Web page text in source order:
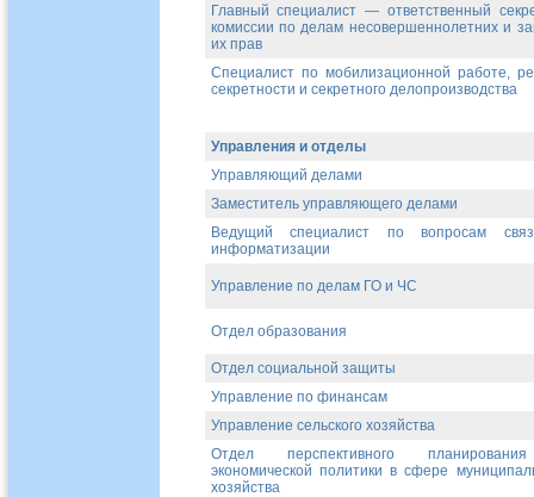
Главный специалист — ответственный
комиссии по делам несовершеннолетних и
их прав
Специалист по мобилизационной работе,
секретности и секретного делопроизводства
Управления и отделы
Управляющий делами
Заместитель управляющего делами
Ведущий специалист по вопросам
информатизации
Управление по делам ГО и ЧС
Отдел образования
Отдел социальной защиты
Управление по финансам
Управление сельского хозяйства
Отдел перспективного
экономической политики в сфере
хозяйства